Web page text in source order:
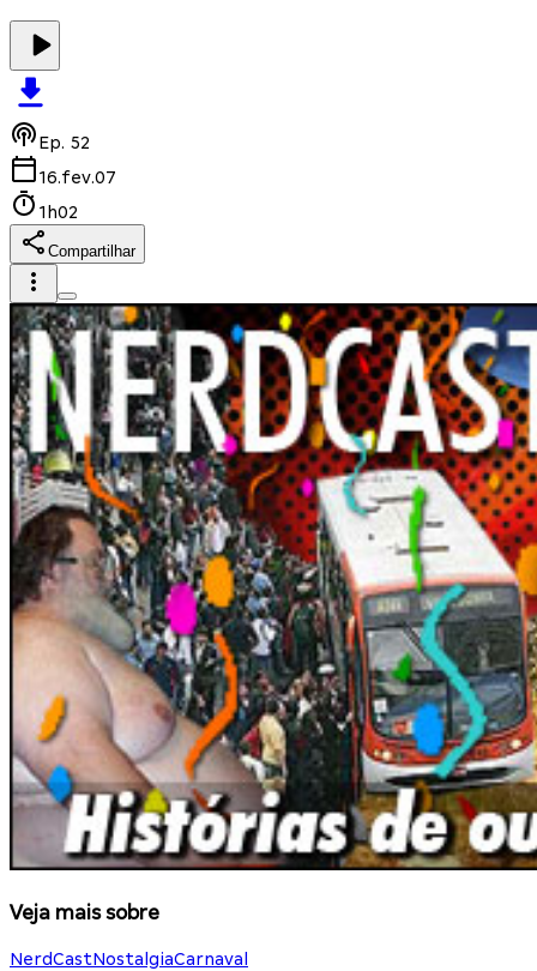
Ep. 52
16.fev.07
1h02
Compartilhar
Veja mais sobre
NerdCastNostalgiaCarnaval